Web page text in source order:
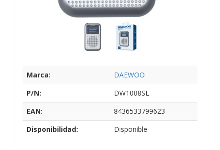
Marca:
DAEWOO
P/N:
DW1008SL
EAN:
8436533799623
Disponibilidad:
Disponible